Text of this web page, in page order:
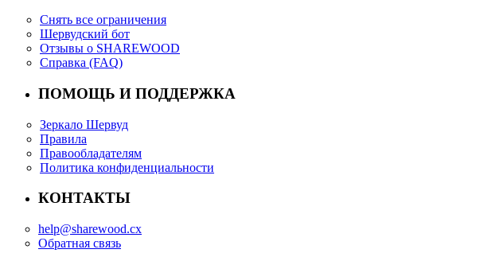
Снять все ограничения
Шервудский бот
Отзывы о SHAREWOOD
Справка (FAQ)
ПОМОЩЬ И ПОДДЕРЖКА
Зеркало Шервуд
Правила
Правообладателям
Политика конфиденциальности
КОНТАКТЫ
help@sharewood.cx
Обратная связь